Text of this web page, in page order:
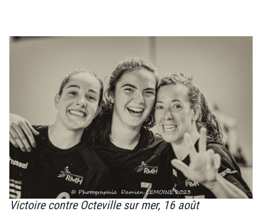
Victoire contre Octeville sur mer, 16 août